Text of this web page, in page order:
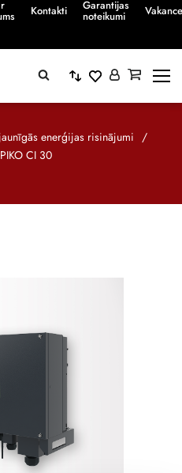
Kontakti Garantijas
noteikumi
enerģijas risinājumi /
CI 30